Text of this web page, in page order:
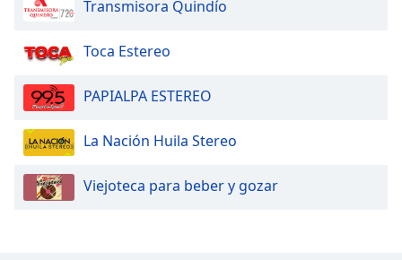
Transmisora Quindío
Toca Estereo
PAPIALPA ESTEREO
La Nación Huila Stereo
Viejoteca para beber y gozar